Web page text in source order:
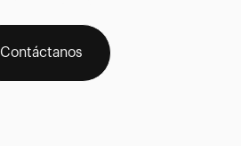
Contáctanos